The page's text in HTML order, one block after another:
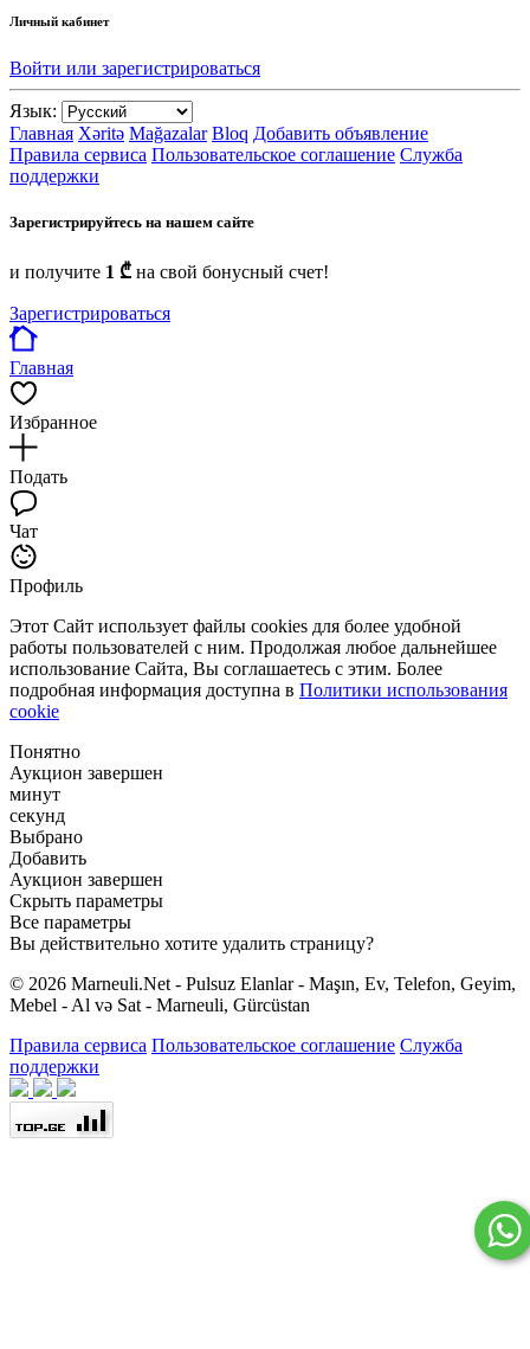
Личный кабинет
Войти или зарегистрироваться
Язык:
Главная Xəritə Mağazalar Bloq Добавить объявление
Правила сервиса Пользовательское соглашение Служба
поддержки
Зарегистрируйтесь на нашем сайте
и получите 1 ₾ на свой бонусный счет!
Зарегистрироваться
Главная
Избранное
Подать
Чат
Профиль
Этот Сайт использует файлы cookies для более удобной
работы пользователей с ним. Продолжая любое дальнейшее
использование Сайта, Вы соглашаетесь с этим. Более
подробная информация доступна в Политики использования
cookie
Понятно
Аукцион завершен
минут
секунд
Выбрано
Добавить
Аукцион завершен
Скрыть параметры
Все параметры
Вы действительно хотите удалить страницу?
© 2026 Marneuli.Net - Pulsuz Elanlar - Maşın, Ev, Telefon, Geyim,
Mebel - Al və Sat - Marneuli, Gürcüstan
Правила сервиса Пользовательское соглашение Служба
поддержки